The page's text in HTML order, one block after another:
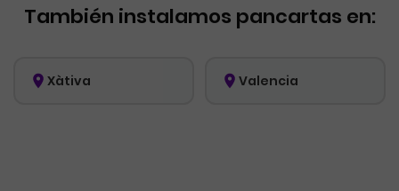
También instalamos pancartas en:
Xàtiva Valencia